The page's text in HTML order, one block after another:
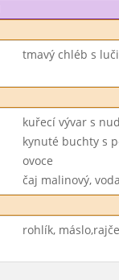
tmavý chléb s
kuřecí vývar s
kynuté buchty s
ovoce
čaj malinový,
rohlík,